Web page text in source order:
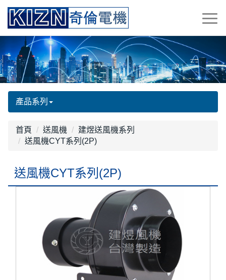
產品系列
首頁 送風機
建煜送風機系列
送風機CYT系列(2P)
送風機CYT系列(2P)